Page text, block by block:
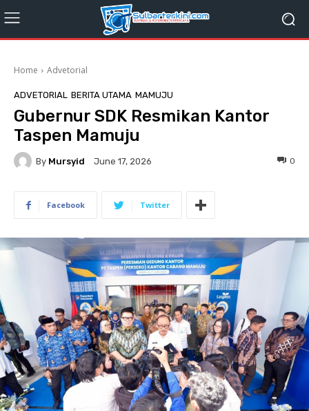
Home Advetorial
ADVETORIAL BERITA UTAMA MAMUJU
Gubernur SDK Resmikan Kantor
Taspen Mamuju
By Mursyid June 17, 2026 0
Facebook Twitter